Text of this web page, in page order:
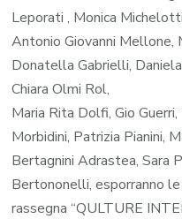
Leporati , Monica
Antonio Giovanni Mellone,
Donatella Gabrielli,
Chiara Olmi Rol,
Maria Rita Dolfi, Gio
Morbidini, Patrizia Pianini,
Bertagnini Adrastea, Sara
Bertononelli, esporranno
rassegna “QULTURE